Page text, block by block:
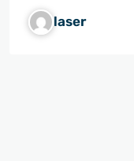
laser